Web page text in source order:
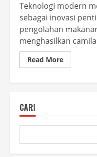
Teknologi modern
sebagai inovasi
pengolahan
menghasilkan
Read MoreRead
more
CARI